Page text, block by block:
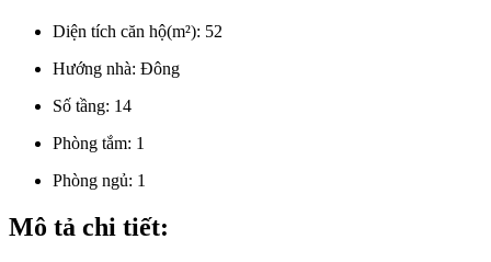
Diện tích căn hộ(m²): 52
Hướng nhà: Đông
Số tầng: 14
Phòng tắm: 1
Phòng ngủ: 1
Mô tả chi tiết: